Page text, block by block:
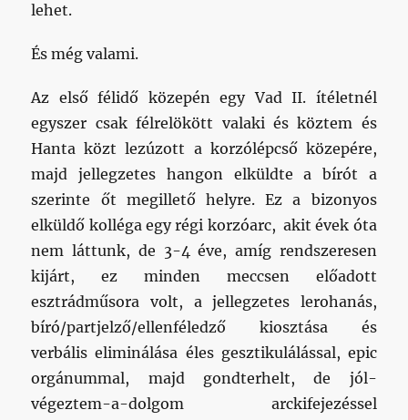
lehet.
És még valami.
Az első félidő közepén egy Vad II. ítéletnél
egyszer csak félrelökött valaki és köztem és
Hanta közt lezúzott a korzólépcső közepére,
majd jellegzetes hangon elküldte a bírót a
szerinte őt megillető helyre. Ez a bizonyos
elküldő kolléga egy régi korzóarc, akit évek óta
nem láttunk, de 3-4 éve, amíg rendszeresen
kijárt, ez minden meccsen előadott
esztrádműsora volt, a jellegzetes lerohanás,
bíró/partjelző/ellenféledző kiosztása és
verbális eliminálása éles gesztikulálással, epic
orgánummal, majd gondterhelt, de jól-
végeztem-a-dolgom arckifejezéssel